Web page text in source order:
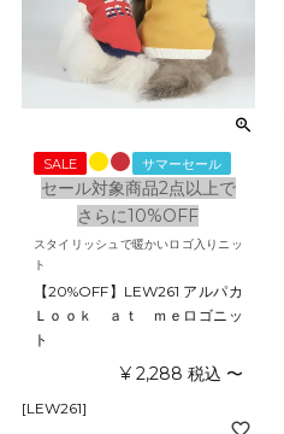
SALE サマーセール
セール対象商品2点以上で
さらに10%OFF
スタイリッシュで暖かいロゴ入りニッ
ト
【20%OFF】LEW261 アルパカ
Ｌｏｏｋ ａｔ ｍｅロゴニッ
ト
¥ 2,288 税込 〜
[LEW261]